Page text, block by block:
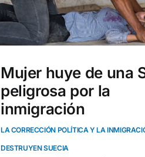
Mujer huye de una
peligrosa por la
inmigración
LA CORRECCIÓN POLÍTICA Y LA
DESTRUYEN SUECIA